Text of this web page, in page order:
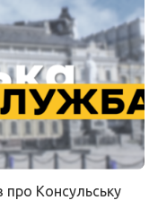
про Консульську